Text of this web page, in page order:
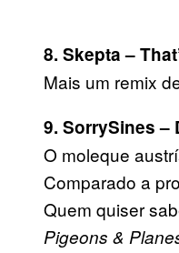
8. Skepta –
Mais um remix
9. SorrySines –
O moleque
Comparado a
Quem quiser
Pigeons &